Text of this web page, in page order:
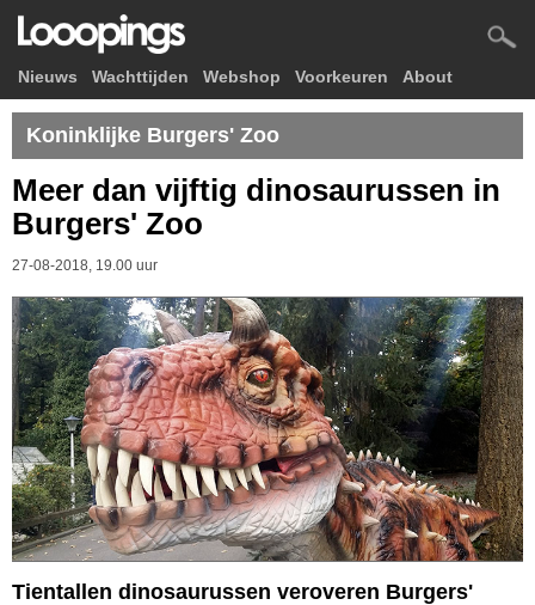
Nieuws Wachttijden Webshop Voorkeuren About
Koninklijke Burgers' Zoo
Meer dan vijftig dinosaurussen in
Burgers' Zoo
27-08-2018, 19.00 uur
Tientallen dinosaurussen veroveren Burgers'